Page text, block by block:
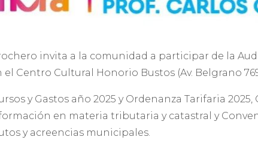
invita a la comunidad a participar de la
Centro Cultural Honorio Bustos (Av. Belgrano
y Gastos año 2025 y Ordenanza Tarifaria 2025,
en materia tributaria y catastral y
y acreencias municipales.